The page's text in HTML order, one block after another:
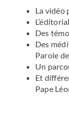
La vidéo
Des
Des
Parole
Un
Et
Pape